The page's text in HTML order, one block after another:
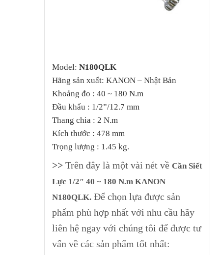
Model: N180QLK
Hãng sản xuất: KANON – Nhật Bản
Khoảng đo : 40 ~ 180 N.m
Đầu khẩu : 1/2”/12.7 mm
Thang chia : 2 N.m
Kích thước : 478 mm
Trọng lượng : 1.45 kg.
>>Trên đây là một vài nét về Cần Siết
Lực 1/2″ 40 ~ 180 N.m KANON
N180QLK.Để chọn lựa được sản
phẩm phù hợp nhất với nhu cầu hãy
liên hệ ngay với chúng tôi để được tư
vấn về các sản phẩm tốt nhất: